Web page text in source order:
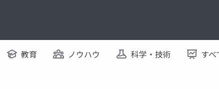
教育 ノウハウ 科学・技術 す